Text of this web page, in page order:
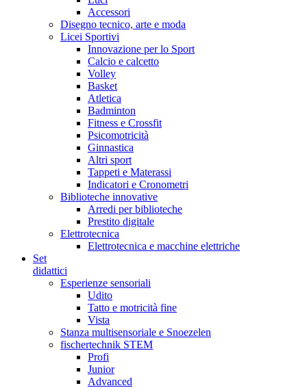
Accessori
Disegno tecnico, arte e moda
Licei Sportivi
Innovazione per lo Sport
Calcio e calcetto
Volley
Basket
Atletica
Badminton
Fitness e Crossfit
Psicomotricità
Ginnastica
Altri sport
Tappeti e Materassi
Indicatori e Cronometri
Biblioteche innovative
Arredi per biblioteche
Prestito digitale
Elettrotecnica
Elettrotecnica e macchine elettriche
Set
didattici
Esperienze sensoriali
Udito
Tatto e motricità fine
Vista
Stanza multisensoriale e Snoezelen
fischertechnik STEM
Profi
Junior
Advanced